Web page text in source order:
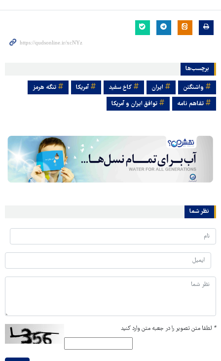
برچسب‌ها
واشنگتن ایران کاخ سفید آمریکا
تنگه هرمز
تفاهم نامه
توافق ایران و آمریکا
نظر شما
* لطفا متن تصویر را در جعبه متن وارد کنید